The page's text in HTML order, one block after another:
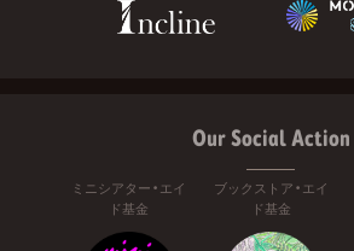
Our Social Action
ミニシアター・エイ
ド基金
ブックストア・エイ
ド基金